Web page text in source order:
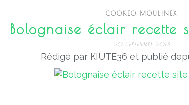
COOKEO MOULINEX
Bolognaise éclair recette
20 SEPTEMBRE 2018
Rédigé par KIUTE36 et publié